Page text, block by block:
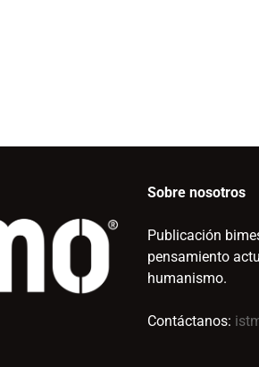
Sobre nosotros
Publicación
pensamiento
humanismo.
Contáctanos: